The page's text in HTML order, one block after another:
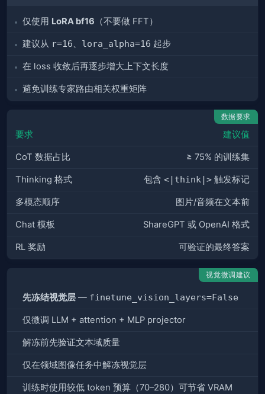
仅使用 LoRA bf16 （不要做 FFT）
建议从 r=16、 lora_alpha=16 起步
在 loss 收敛后再逐步增大上下文长度
避免训练专家路由相关权重矩阵
数据要求
要求 建议值
CoT 数据占比 ≥ 75% 的训练集
Thinking 格式 包含 <|think|> 触发标记
多模态顺序 图片/音频在文本前
Chat 模板 ShareGPT 或 OpenAI 格式
RL 奖励 可验证的最终答案
视觉微调建议
先冻结视觉层 — finetune_vision_layers=False
仅微调 LLM + attention + MLP projector
解冻前先验证文本域质量
仅在领域图像任务中解冻视觉层
训练时使用较低 token 预算（70–280）可节省 VRAM